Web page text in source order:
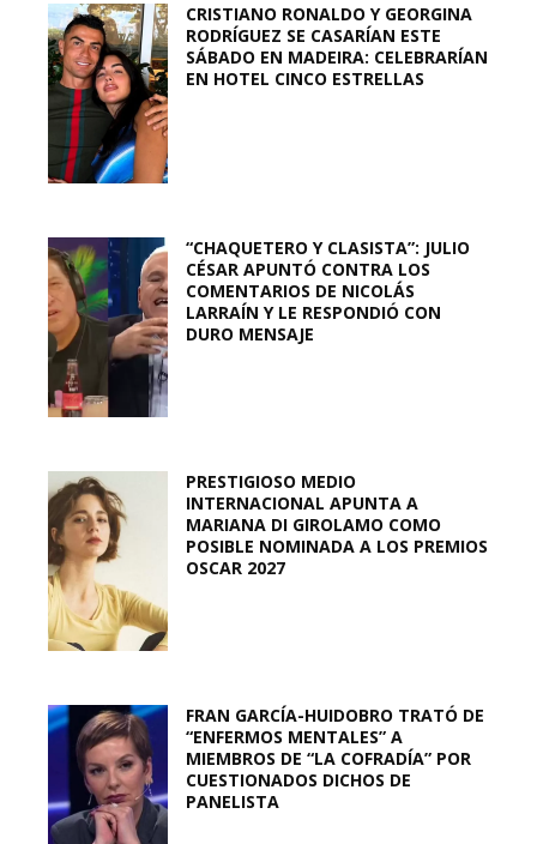
CRISTIANO RONALDO Y GEORGINA
RODRÍGUEZ SE CASARÍAN ESTE
SÁBADO EN MADEIRA: CELEBRARÍAN
EN HOTEL CINCO ESTRELLAS
“CHAQUETERO Y CLASISTA”: JULIO
CÉSAR APUNTÓ CONTRA LOS
COMENTARIOS DE NICOLÁS
LARRAÍN Y LE RESPONDIÓ CON
DURO MENSAJE
PRESTIGIOSO MEDIO
INTERNACIONAL APUNTA A
MARIANA DI GIROLAMO COMO
POSIBLE NOMINADA A LOS PREMIOS
OSCAR 2027
FRAN GARCÍA-HUIDOBRO TRATÓ DE
“ENFERMOS MENTALES” A
MIEMBROS DE “LA COFRADÍA” POR
CUESTIONADOS DICHOS DE
PANELISTA